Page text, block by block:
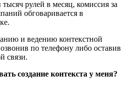
рулей в месяц, комиссия за
обговаривается в
и ведению контекстной
по телефону либо оставив
связи.
создание контекста у меня?